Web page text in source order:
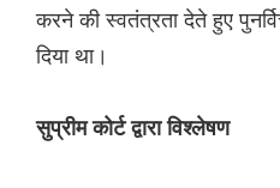
करने की स्वतंत्रता देते हुए
दिया था।
सुप्रीम कोर्ट द्वारा विश्लेषण